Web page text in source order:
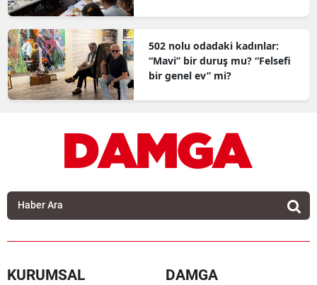
502 nolu odadaki kadınlar:
“Mavi” bir duruş mu? “Felsefi
bir genel ev” mi?
KURUMSAL DAMGA